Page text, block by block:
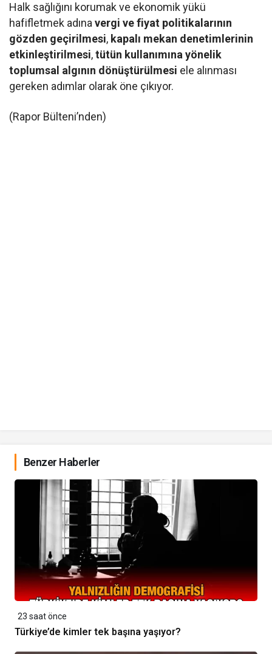
Halk sağlığını korumak ve ekonomik yükü
hafifletmek adınavergi ve fiyat politikalarının
gözden geçirilmesi, kapalı mekan denetimlerinin
etkinleştirilmesi,tütün kullanımına yönelik
toplumsal algının dönüştürülmesi ele alınması
gereken adımlar olarak öne çıkıyor.
(Rapor Bülteni’nden)
Benzer Haberler
23 saat önce
Türkiye’de kimler tek başına yaşıyor?